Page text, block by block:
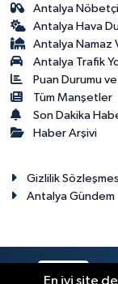
Antalya
Antalya Hava
Antalya Namaz
Antalya Trafik
Puan Durumu
Tüm Manşetler
Son Dakika
Haber Arşivi
Gizlilik
Antalya Gündem
En iyi site